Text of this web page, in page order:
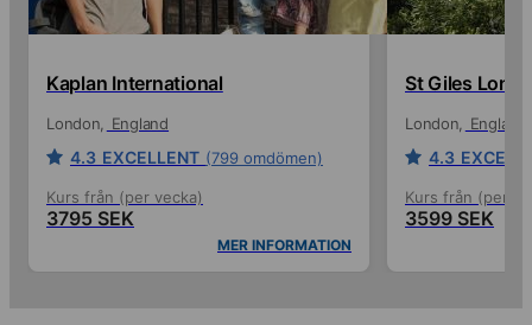
Kaplan International
London England
4.3 EXCELLENT (799 omdömen)
Kurs från (per vecka)
3795 SEK
MER INFORMATION
St Giles
London England
4.3
Kurs från (per
3599 SEK